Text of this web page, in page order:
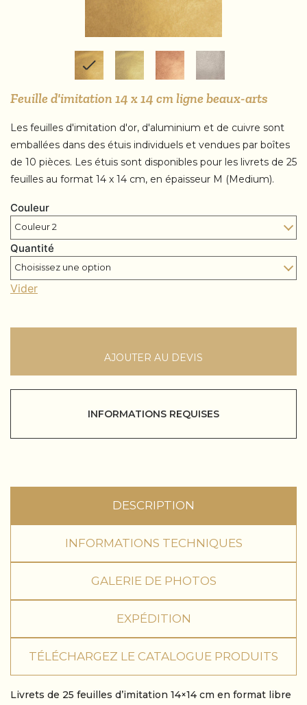
Feuille d'imitation 14 x 14 cm ligne beaux-arts
Les feuilles d'imitation d'or, d'aluminium et de cuivre sont
emballées dans des étuis individuels et vendues par boîtes
de 10 pièces. Les étuis sont disponibles pour les livrets de 25
feuilles au format 14 x 14 cm, en épaisseur M (Medium).
Couleur
Quantité
Vider
AJOUTER AU DEVIS
INFORMATIONS REQUISES
DESCRIPTION
INFORMATIONS TECHNIQUES
GALERIE DE PHOTOS
EXPÉDITION
TÉLÉCHARGEZ LE CATALOGUE PRODUITS
Livrets de 25 feuilles d’imitation 14×14 cm en format libre